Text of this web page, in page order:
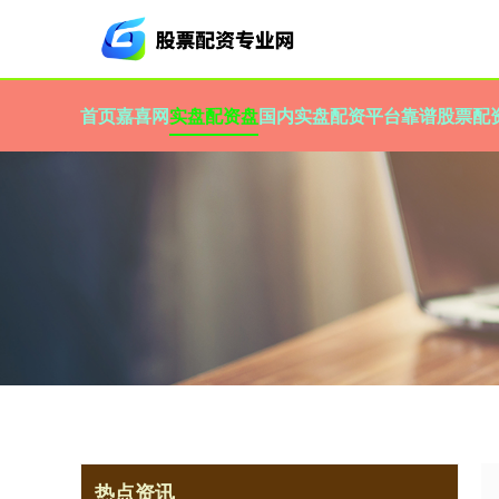
首页嘉喜网实盘配资盘国内实盘配资平台靠谱股票配
热点资讯